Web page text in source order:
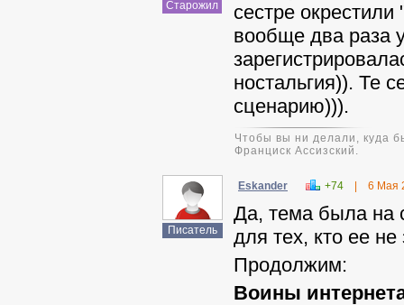
Старожил
сестре
вообще два раза
ностальгия)). Те
сценарию))).
Чтобы вы ни делали, куда
Франциск Ассизский.
Писатель
Eskander +74 6 Мая
Да, тема была на
для тех, кто ее
Продолжим:
Воины